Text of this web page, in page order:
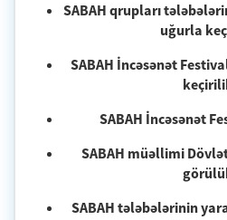
SABAH qrupları
uğurla
SABAH İncəsənət
SABAH İncəsənət
SABAH müəllimi
SABAH tələbələrinin